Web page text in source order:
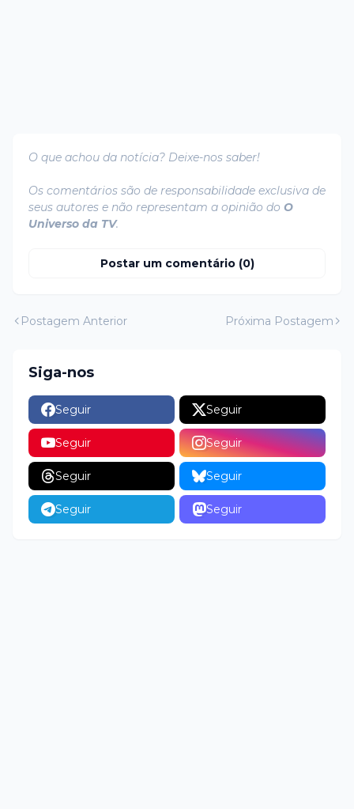
O que achou da notícia? Deixe-nos saber!
Os comentários são de responsabilidade exclusiva de
seus autores e não representam a opinião do O
Universo da TV.
Postar um comentário (0)
Postagem Anterior Próxima Postagem
Siga-nos
Seguir Seguir
Seguir Seguir
Seguir Seguir
Seguir Seguir